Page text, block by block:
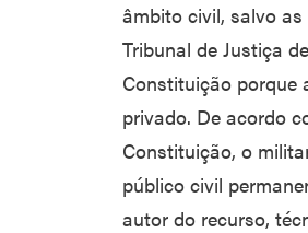
âmbito civil, salvo
Tribunal de Justiça
Constituição porque
privado. De acordo
Constituição, o
público civil
autor do recurso,